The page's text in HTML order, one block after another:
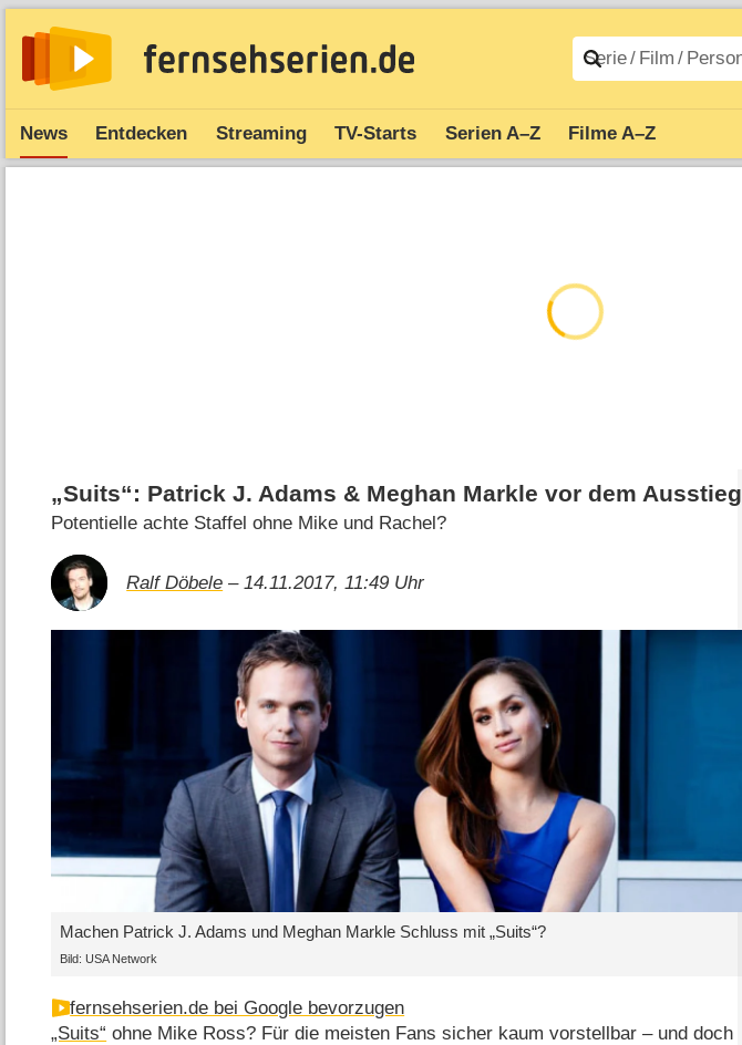
News Entdecken Streaming TV-Starts Serien A–Z Filme A–Z
„Suits“: Patrick J. Adams & Meghan Markle vor dem Ausstieg
Potentielle achte Staffel ohne Mike und Rachel?
Ralf Döbele – 14.11.2017, 11:49 Uhr
Machen Patrick J. Adams und Meghan Markle Schluss mit „Suits“?
Bild: USA Network
fernsehserien.de bei Google bevorzugen
„Suits“ ohne Mike Ross? Für die meisten Fans sicher kaum vorstellbar – und doch